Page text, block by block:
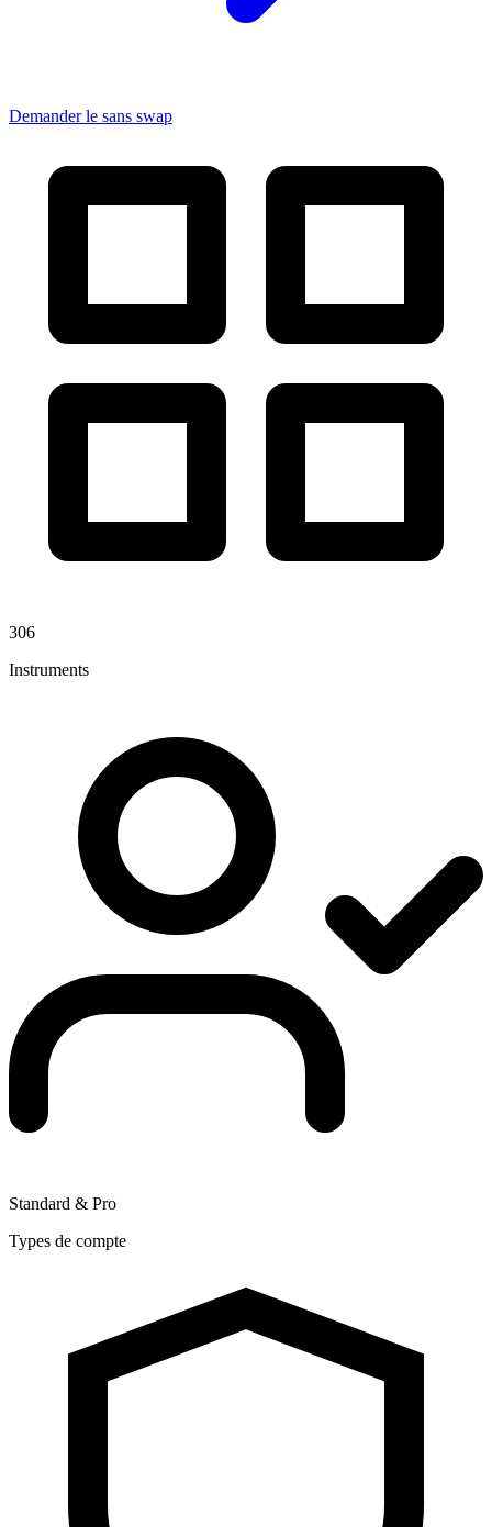
Demander le sans swap
306
Instruments
Standard & Pro
Types de compte